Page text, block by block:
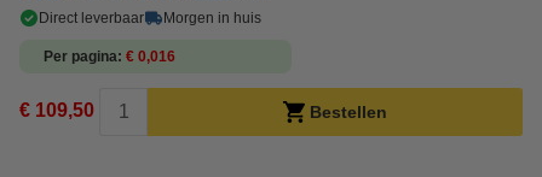
Direct leverbaar
Morgen in huis
Per pagina € 0,016
€ 109,50 Bestellen